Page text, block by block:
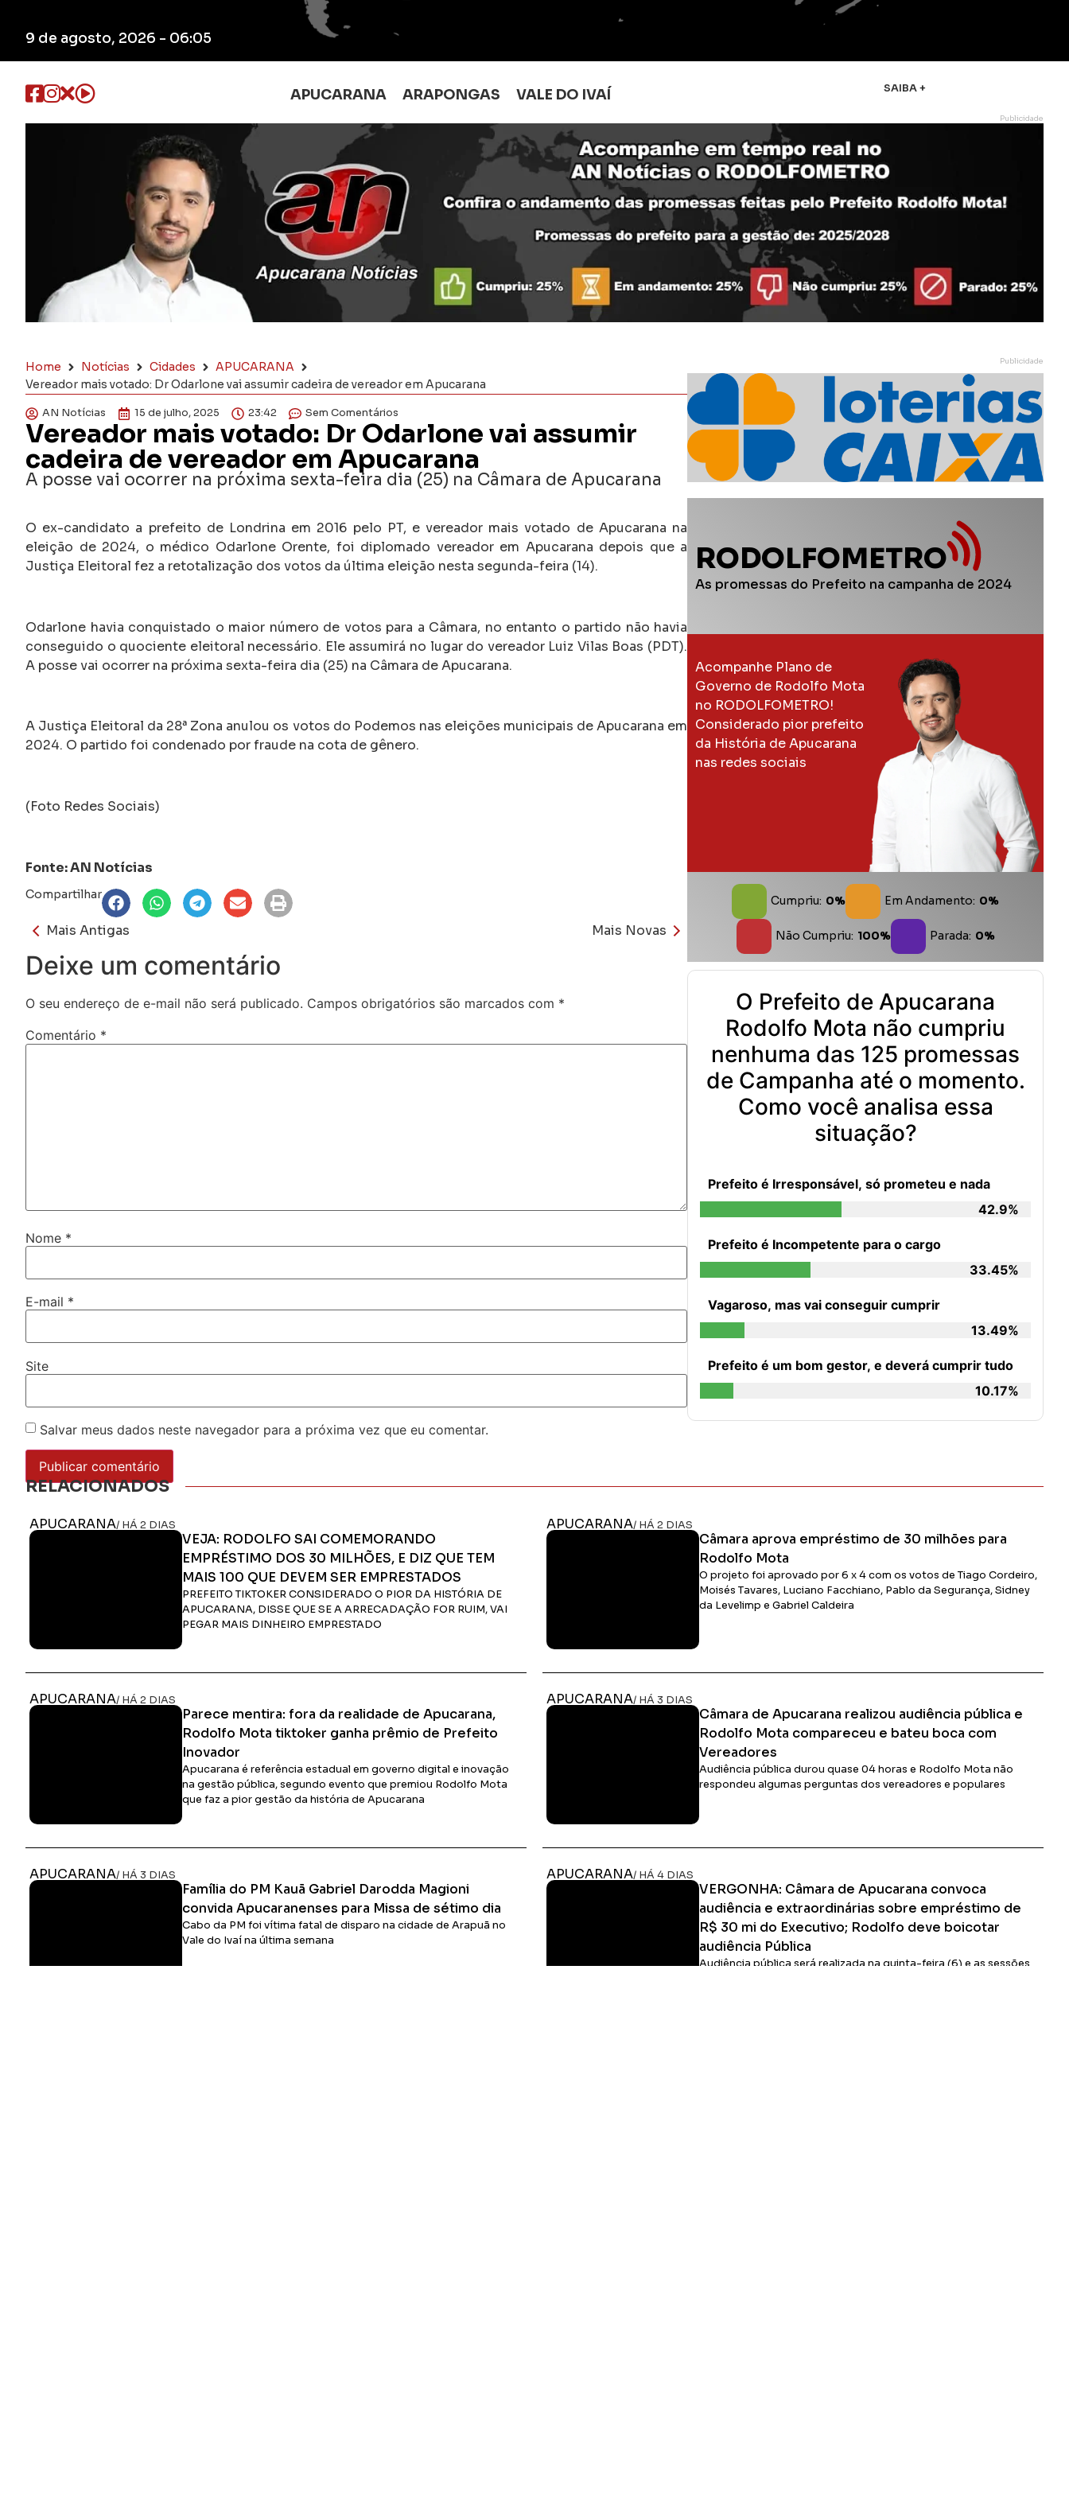
9 de agosto, 2026 - 06:05
APUCARANA ARAPONGAS VALE DO IVAÍ SAIBA +
Publicidade
Home Notícias Cidades
APUCARANA
Vereador mais votado: Dr Odarlone vai assumir cadeira de vereador em Apucarana
AN Notícias 15 de julho, 2025 23:42 Sem Comentários
Vereador mais votado: Dr Odarlone vai assumir
cadeira de vereador em Apucarana
A posse vai ocorrer na próxima sexta-feira dia (25) na Câmara de Apucarana
O ex-candidato a prefeito de Londrina em 2016 pelo PT, e vereador mais votado de Apucarana na
eleição de 2024, o médico Odarlone Orente, foi diplomado vereador em Apucarana depois que a
Justiça Eleitoral fez a retotalização dos votos da última eleição nesta segunda-feira (14).
Odarlone havia conquistado o maior número de votos para a Câmara, no entanto o partido não havia
conseguido o quociente eleitoral necessário. Ele assumirá no lugar do vereador Luiz Vilas Boas (PDT).
A posse vai ocorrer na próxima sexta-feira dia (25) na Câmara de Apucarana.
A Justiça Eleitoral da 28ª Zona anulou os votos do Podemos nas eleições municipais de Apucarana em
2024. O partido foi condenado por fraude na cota de gênero.
(Foto Redes Sociais)
Fonte: AN Notícias
Compartilhar
Mais Antigas Mais Novas
Deixe um comentário
O seu endereço de e-mail não será publicado. Campos obrigatórios são marcados com *
Comentário *
Nome *
E-mail *
Site
Salvar meus dados neste navegador para a próxima vez que eu comentar.
Publicidade
RODOLFOMETRO
As promessas do Prefeito na campanha de 2024
Acompanhe Plano de
Governo de Rodolfo Mota
no RODOLFOMETRO!
Considerado pior prefeito
da História de Apucarana
nas redes sociais
Cumpriu: 0% Em Andamento: 0%
Não Cumpriu: 100% Parada: 0%
O Prefeito de Apucarana
Rodolfo Mota não cumpriu
nenhuma das 125 promessas
de Campanha até o momento.
Como você analisa essa
situação?
Prefeito é Irresponsável, só prometeu e nada
42.9%
Prefeito é Incompetente para o cargo
33.45%
Vagaroso, mas vai conseguir cumprir
13.49%
Prefeito é um bom gestor, e deverá cumprir tudo
10.17%
RELACIONADOS
APUCARANA/ HÁ 2 DIAS
VEJA: RODOLFO SAI COMEMORANDO
EMPRÉSTIMO DOS 30 MILHÕES, E DIZ QUE TEM
MAIS 100 QUE DEVEM SER EMPRESTADOS
PREFEITO TIKTOKER CONSIDERADO O PIOR DA HISTÓRIA DE
APUCARANA, DISSE QUE SE A ARRECADAÇÃO FOR RUIM, VAI
PEGAR MAIS DINHEIRO EMPRESTADO
APUCARANA/ HÁ 2 DIAS
Câmara aprova empréstimo de 30 milhões para
Rodolfo Mota
O projeto foi aprovado por 6 x 4 com os votos de Tiago Cordeiro,
Moisés Tavares, Luciano Facchiano, Pablo da Segurança, Sidney
da Levelimp e Gabriel Caldeira
APUCARANA/ HÁ 2 DIAS
Parece mentira: fora da realidade de Apucarana,
Rodolfo Mota tiktoker ganha prêmio de Prefeito
Inovador
Apucarana é referência estadual em governo digital e inovação
na gestão pública, segundo evento que premiou Rodolfo Mota
que faz a pior gestão da história de Apucarana
APUCARANA/ HÁ 3 DIAS
Câmara de Apucarana realizou audiência pública e
Rodolfo Mota compareceu e bateu boca com
Vereadores
Audiência pública durou quase 04 horas e Rodolfo Mota não
respondeu algumas perguntas dos vereadores e populares
APUCARANA/ HÁ 3 DIAS
Família do PM Kauã Gabriel Darodda Magioni
convida Apucaranenses para Missa de sétimo dia
Cabo da PM foi vítima fatal de disparo na cidade de Arapuã no
Vale do Ivaí na última semana
APUCARANA/ HÁ 4 DIAS
VERGONHA: Câmara de Apucarana convoca
audiência e extraordinárias sobre empréstimo de
R$ 30 mi do Executivo; Rodolfo deve boicotar
audiência Pública
Audiência pública será realizada na quinta-feira (6) e as sessões